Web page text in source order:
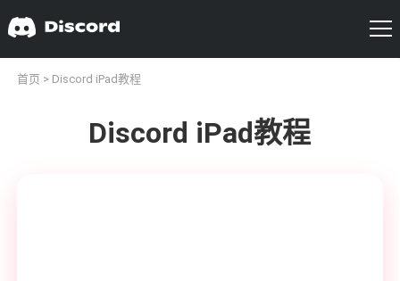
首页 > Discord iPad教程
Discord iPad教程